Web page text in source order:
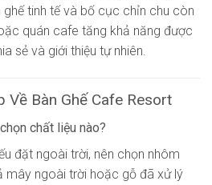
tinh tế và bố cục chỉn chu còn
quán cafe tăng khả năng được
sẻ và giới thiệu tự nhiên.
Về Bàn Ghế Cafe Resort
chất liệu nào?
đặt ngoài trời, nên chọn nhôm
mây ngoài trời hoặc gỗ đã xử lý